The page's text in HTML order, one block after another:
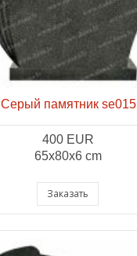
Серый памятник se015
400 EUR
65x80x6 cm
Заказать